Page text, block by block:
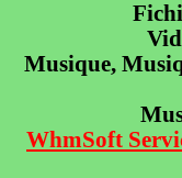
Musique,
WhmSoft